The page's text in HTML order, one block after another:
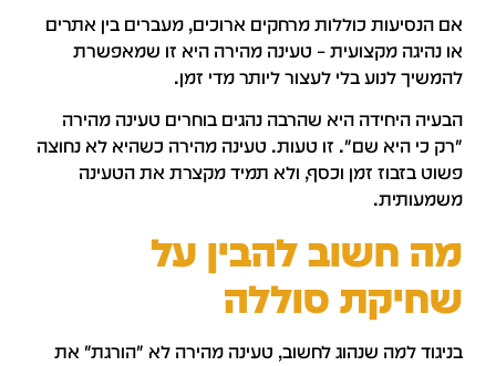
הנסיעות כוללות מרחקים ארוכים, מעברים בין אתרים
נהיגה מקצועית – טעינה מהירה היא זו שמאפשרת
לנוע בלי לעצור ליותר מדי זמן.
היחידה היא שהרבה נהגים בוחרים טעינה מהירה
כי היא שם". זו טעות. טעינה מהירה כשהיא לא נחוצה
בזבוז זמן וכסף, ולא תמיד מקצרת את הטעינה
חשוב להבין על
סוללה
למה שנהוג לחשוב, טעינה מהירה לא "הורגת" את